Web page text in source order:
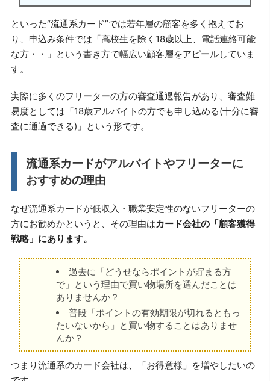
といった“流通系カード”では若年層の顧客を多く抱えてお
り、申込み条件では「高校生を除く18歳以上、電話連絡可能
な方・・」という書き方で幅広い顧客層をアピールしていま
す。
実際に多くのフリーターの方の審査通過報告があり、審査難
易度としては「18歳アルバイトの方でも申し込める(十分に審
査に通過できる)」という形です。
流通系カードがアルバイトやフリーターに
おすすめの理由
なぜ流通系カードが低収入・職業安定性のないフリーターの
方にお勧めかというと、その理由はカード会社の「顧客獲得
戦略」にあります。
過去に「どうせならポイントが貯まる方
で」という理由で買い物場所を選んだことは
ありませんか？
普段「ポイントの有効期限が切れるともっ
たいないから」と買い物することはありませ
んか？
つまり流通系のカード会社は、「お得意様」を増やしたいの